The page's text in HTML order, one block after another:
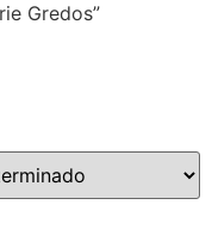
Gredos”